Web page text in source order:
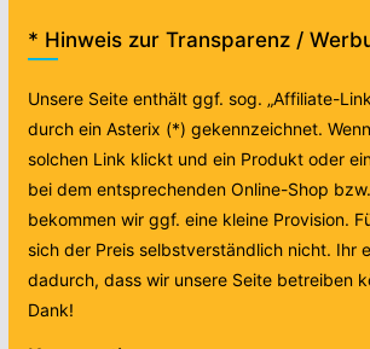
* Hinweis zur Transparenz /
Unsere Seite enthält ggf. sog. „Affiliate-
durch ein Asterix (*) gekennzeichnet.
solchen Link klickt und ein Produkt oder
bei dem entsprechenden Online-Shop
bekommen wir ggf. eine kleine Provision.
sich der Preis selbstverständlich nicht. Ihr
dadurch, dass wir unsere Seite betreiben
Dank!